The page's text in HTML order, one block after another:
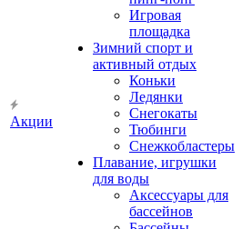
Акции
Игровая
площадка
Зимний спорт и
активный отдых
Коньки
Ледянки
Снегокаты
Тюбинги
Снежкобластеры
Плавание, игрушки
для воды
Аксессуары для
бассейнов